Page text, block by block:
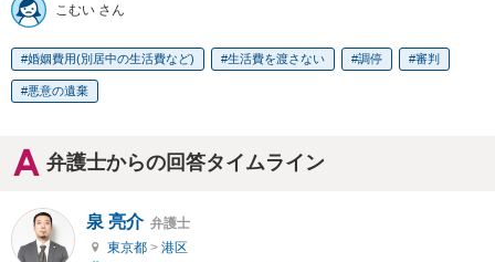
こむい さん
婚姻費用(別居中の生活費など) 生活費を渡さない 調停 審判
悪意の遺棄
弁護士からの回答タイムライン
泉 亮介 弁護士
東京都 > 港区